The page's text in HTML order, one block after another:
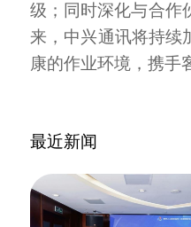
级；同时深化与合作
来，中兴通讯将持续
康的作业环境，携手
最近新闻